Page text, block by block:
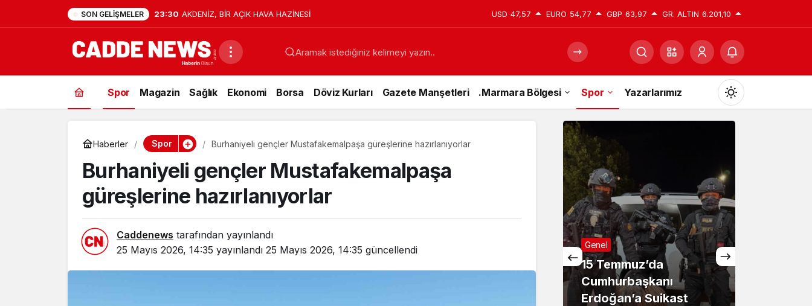
SON GELIŞMELER 23:30 AKDENİZ, BİR AÇIK HAVA HAZİNESİ USD 47,57 EURO 54,77 GBP 63,97 GR. ALTIN 6.201,10
Aramak istediğiniz kelimeyi yazın..
Spor Magazin Sağlık Ekonomi Borsa Döviz Kurları Gazete Manşetleri .Marmara Bölgesi Spor Yazarlarımız
Mod
değiştir
Gündüz Modu
Gündüz modunu seçin.
Gece Modu
Gece modunu seçin.
Sistem Modu
Sistem modunu seçin.
Haberler Spor Burhaniyeli gençler Mustafakemalpaşa güreşlerine hazırlanıyorlar
Burhaniyeli gençler Mustafakemalpaşa
güreşlerine hazırlanıyorlar
Caddenews tarafından yayınlandı
25 Mayıs 2026, 14:35 yayınlandı 25 Mayıs 2026, 14:35 güncellendi Genel
15 Temmuz’da
Cumhurbaşkanı
Erdoğan’a Suikast